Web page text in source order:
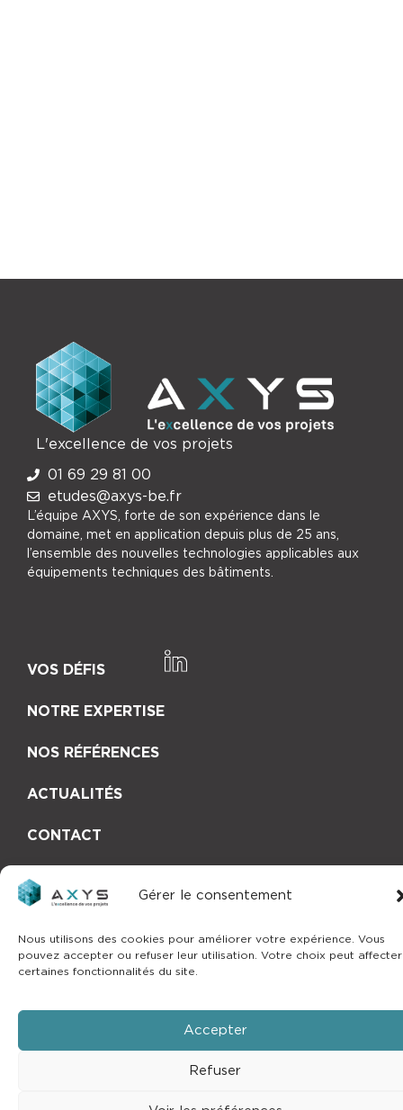
Gérer le consentement
Nous utilisons des cookies pour améliorer votre expérience. Vous
pouvez accepter ou refuser leur utilisation. Votre choix peut affecter
certaines fonctionnalités du site.
Accepter
Refuser
L'excellence de vos projets
01 69 29 81 00
etudes@axys-be.fr
L’équipe AXYS, forte de son expérience dans le
domaine, met en application depuis plus de 25 ans,
l’ensemble des nouvelles technologies applicables aux
équipements techniques des bâtiments.
VOS DÉFIS
NOTRE EXPERTISE
NOS RÉFÉRENCES
ACTUALITÉS
CONTACT
légales